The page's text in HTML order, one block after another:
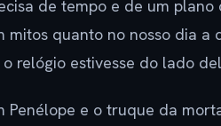
de tempo e de um plano
mitos quanto no nosso dia a
o relógio estivesse do lado
Penélope e o truque da